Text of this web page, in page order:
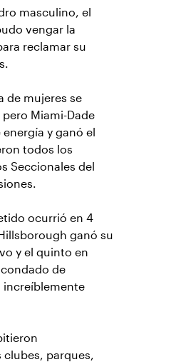
masculino, el
vengar la
reclamar su
de mujeres se
Miami-Dade
y ganó el
todos los
Seccionales del
ocurrió en 4
ganó su
y el quinto en
de
increíblemente
clubes, parques,